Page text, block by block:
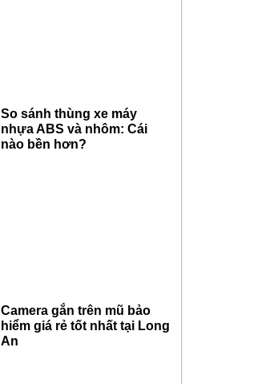
So sánh thùng xe máy
nhựa ABS và nhôm: Cái
nào bền hơn?
Camera gắn trên mũ bảo
hiểm giá rẻ tốt nhất tại Long
An